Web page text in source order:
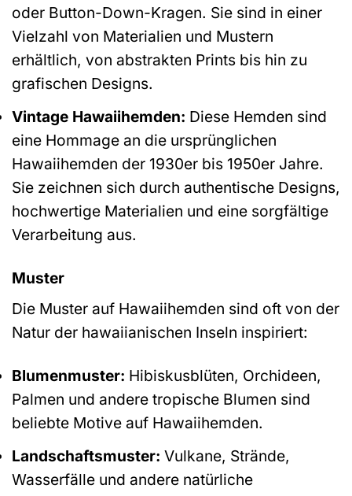
oder Button-Down-Kragen. Sie sind in einer
Vielzahl von Materialien und Mustern
erhältlich, von abstrakten Prints bis hin zu
grafischen Designs.
Vintage Hawaiihemden: Diese Hemden sind
eine Hommage an die ursprünglichen
Hawaiihemden der 1930er bis 1950er Jahre.
Sie zeichnen sich durch authentische Designs,
hochwertige Materialien und eine sorgfältige
Verarbeitung aus.
Muster
Die Muster auf Hawaiihemden sind oft von der
Natur der hawaiianischen Inseln inspiriert:
Blumenmuster: Hibiskusblüten, Orchideen,
Palmen und andere tropische Blumen sind
beliebte Motive auf Hawaiihemden.
Landschaftsmuster: Vulkane, Strände,
Wasserfälle und andere natürliche